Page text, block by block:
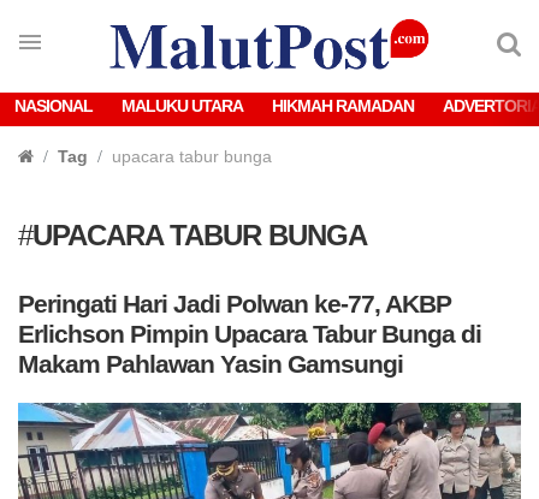
NASIONAL MALUKU UTARA HIKMAH RAMADAN
Tag upacara tabur bunga
#UPACARA TABUR BUNGA
Peringati Hari Jadi Polwan ke-77, AKBP
Erlichson Pimpin Upacara Tabur Bunga di
Makam Pahlawan Yasin Gamsungi